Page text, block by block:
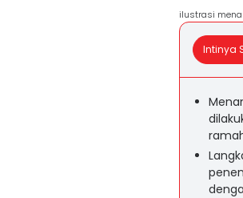
ilustrasi
Intinya